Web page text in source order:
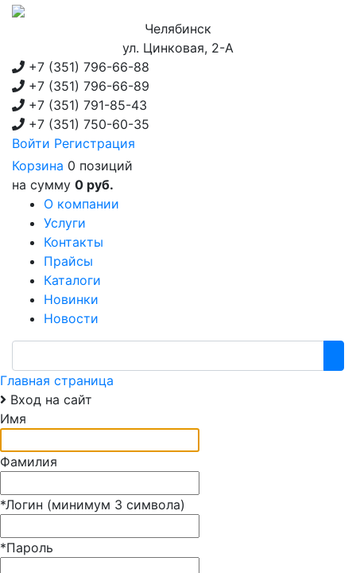
Челябинск
ул. Цинковая, 2-А
+7 (351) 796-66-88
+7 (351) 796-66-89
+7 (351) 791-85-43
+7 (351) 750-60-35
Войти Регистрация
Корзина 0 позиций
на сумму 0 руб.
О компании
Услуги
Контакты
Прайсы
Каталоги
Новинки
Новости
Главная страница
Вход на сайт
Имя
Фамилия
*Логин (минимум 3 символа)
*Пароль